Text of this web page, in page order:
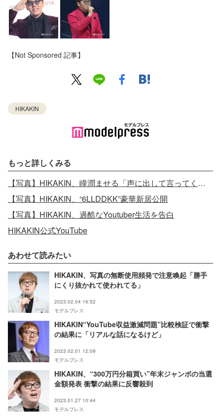
【Not Sponsored 記事】
HIKAKIN
もっと詳しくみる
【写真】HIKAKIN、瞳潤ませる「声に出して言ってくれる人がいないので…」
【写真】HIKAKIN、“6LLDDKK”豪華新居公開
【写真】HIKAKIN、過酷なYoutuber生活を告白
HIKAKIN公式YouTube
あわせて読みたい
HIKAKIN、写真の無断使用頻発で注意喚起「勝手
にくり抜かれて使われてる」
2023.02.04 16:52
モデルプレス
HIKAKIN“YouTube収益激減問題”比較検証で衝撃
の結果に「リアルな話になるけど」
2023.02.01 12:09
モデルプレス
HIKAKIN、“300万円分箱買い”年末ジャンボの当選
金額発表 衝撃の結果に反響殺到
2023.01.27 10:44
モデルプレス